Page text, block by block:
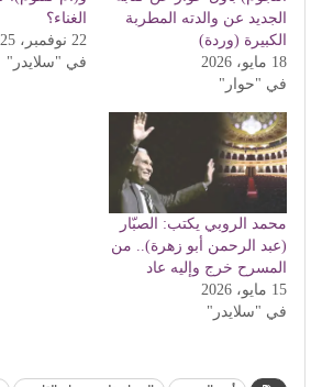
الجديد عن والدته المطربة
الكبيرة (وردة)
18 مايو، 2026
في "حوار"
الغناء؟
22 نوفمبر، 2025
في "سلايدر"
محمد الروبي يكتب: الصبّار
(عبد الرحمن أبو زهرة).. من
المسرح خرج وإليه عاد
15 مايو، 2026
في "سلايدر"